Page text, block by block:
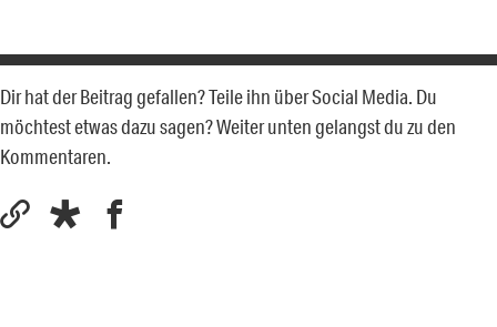
Dir hat der Beitrag gefallen? Teile ihn über Social Media. Du
möchtest etwas dazu sagen? Weiter unten gelangst du zu den
Kommentaren.